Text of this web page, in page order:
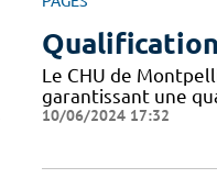
Le CHU de
garantissant une
10/06/2024 17:32